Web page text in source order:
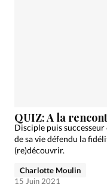
QUIZ: A la
Disciple puis
de sa vie défendu la
(re)découvrir.
Charlotte Moulin
15 Juin 2021